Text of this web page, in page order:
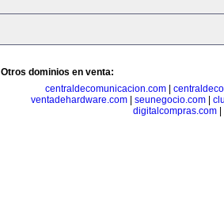
Otros dominios en venta:
centraldecomunicacion.com
ventadehardware.com| seunegocio.com|
digitalcompras.com